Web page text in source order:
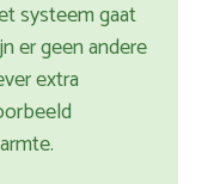
systeem gaat
er geen andere
extra